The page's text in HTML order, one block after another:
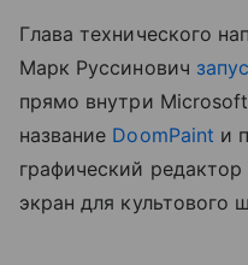
Глава технического
Марк Руссинович
прямо внутри
название DoomPaint и
графический
экран для культового